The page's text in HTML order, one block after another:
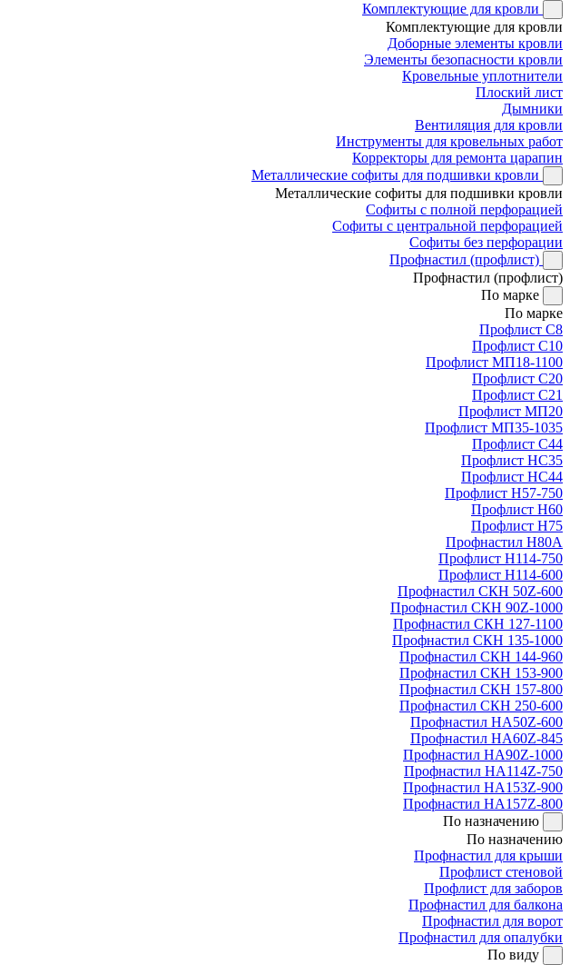
Комплектующие для кровли
Комплектующие для кровли
Доборные элементы кровли
Элементы безопасности кровли
Кровельные уплотнители
Плоский лист
Дымники
Вентиляция для кровли
Инструменты для кровельных работ
Корректоры для ремонта царапин
Металлические софиты для подшивки кровли
Металлические софиты для подшивки кровли
Софиты с полной перфорацией
Софиты с центральной перфорацией
Софиты без перфорации
Профнастил (профлист)
Профнастил (профлист)
По марке
По марке
Профлист С8
Профлист С10
Профлист МП18-1100
Профлист С20
Профлист С21
Профлист МП20
Профлист МП35-1035
Профлист С44
Профлист НС35
Профлист НС44
Профлист Н57-750
Профлист Н60
Профлист Н75
Профнастил Н80А
Профлист Н114-750
Профлист Н114-600
Профнастил СКН 50Z-600
Профнастил СКН 90Z-1000
Профнастил СКН 127-1100
Профнастил СКН 135-1000
Профнастил СКН 144-960
Профнастил СКН 153-900
Профнастил СКН 157-800
Профнастил СКН 250-600
Профнастил НА50Z-600
Профнастил НА60Z-845
Профнастил НА90Z-1000
Профнастил НА114Z-750
Профнастил НА153Z-900
Профнастил НА157Z-800
По назначению
По назначению
Профнастил для крыши
Профлист стеновой
Профлист для заборов
Профнастил для балкона
Профнастил для ворот
Профнастил для опалубки
По виду